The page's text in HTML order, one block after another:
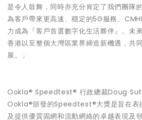
是令人鼓舞，同時亦充分肯定了我們團隊
為客戶帶來更高速、穩定的5G服務。
力成為『客戶首選數字化生活夥伴』。未
香港以至整個大灣區業界締造新機遇，共
展。」
Ookla® Speedtest® 行政總裁Doug
Ookla®頒發的Speedtest®大獎是旨在表
及提供優質固網和流動網絡的卓越表現及